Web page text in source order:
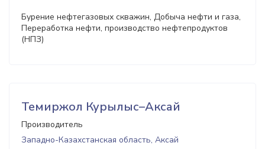
Бурение нефтегазовых скважин, Добыча нефти и газа,
Переработка нефти, производство нефтепродуктов
(НПЗ)
Темиржол Курылыс–Аксай
Производитель
Западно-Казахстанская область, Аксай